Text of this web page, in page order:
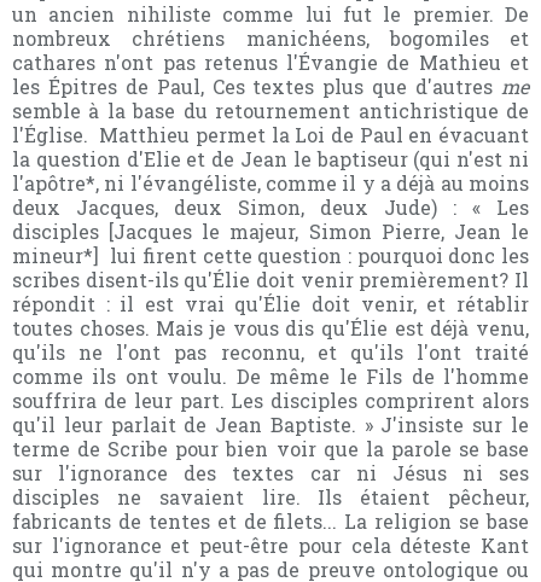
un ancien nihiliste comme lui fut le premier. De
nombreux chrétiens manichéens, bogomiles et
cathares n'ont pas retenus l'Évangie de Mathieu et
les Épitres de Paul, Ces textes plus que d'autres me
semble à la base du retournement antichristique de
l'Église. Matthieu permet la Loi de Paul en évacuant
la question d'Elie et de Jean le baptiseur (qui n'est ni
l'apôtre*, ni l'évangéliste, comme il y a déjà au moins
deux Jacques, deux Simon, deux Jude) : « Les
disciples [Jacques le majeur, Simon Pierre, Jean le
mineur*] lui firent cette question : pourquoi donc les
scribes disent-ils qu'Élie doit venir premièrement? Il
répondit : il est vrai qu'Élie doit venir, et rétablir
toutes choses. Mais je vous dis qu'Élie est déjà venu,
qu'ils ne l'ont pas reconnu, et qu'ils l'ont traité
comme ils ont voulu. De même le Fils de l'homme
souffrira de leur part. Les disciples comprirent alors
qu'il leur parlait de Jean Baptiste. » J'insiste sur le
terme de Scribe pour bien voir que la parole se base
sur l'ignorance des textes car ni Jésus ni ses
disciples ne savaient lire. Ils étaient pêcheur,
fabricants de tentes et de filets... La religion se base
sur l'ignorance et peut-être pour cela déteste Kant
qui montre qu'il n'y a pas de preuve ontologique ou